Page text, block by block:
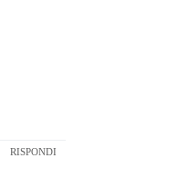
RISPONDI